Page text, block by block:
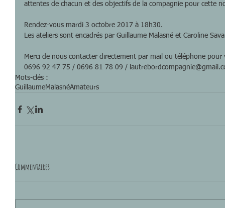
attentes de chacun et des objectifs de la compagnie pour cette
Rendez-vous mardi 3 octobre 2017 à 18h30.
Les ateliers sont encadrés par Guillaume Malasné et Caroline
Merci de nous contacter directement par mail ou téléphone pour
0696 92 47 75 / 0696 81 78 09 /
Mots-clés :
GuillaumeMalasnéAmateurs
Commentaires